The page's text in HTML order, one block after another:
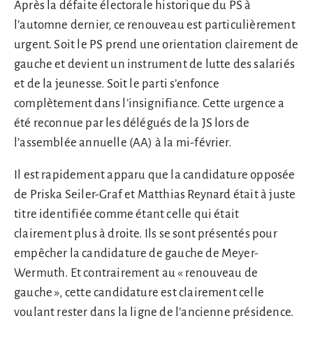
Après la défaite électorale historique du PS à
l’automne dernier, ce renouveau est particulièrement
urgent. Soit le PS prend une orientation clairement de
gauche et devient un instrument de lutte des salariés
et de la jeunesse. Soit le parti s’enfonce
complètement dans l’insignifiance. Cette urgence a
été reconnue par les délégués de la JS lors de
l’assemblée annuelle (AA) à la mi-février.
Il est rapidement apparu que la candidature opposée
de Priska Seiler-Graf et Matthias Reynard était à juste
titre identifiée comme étant celle qui était
clairement plus à droite. Ils se sont présentés pour
empêcher la candidature de gauche de Meyer-
Wermuth. Et contrairement au « renouveau de
gauche », cette candidature est clairement celle
voulant rester dans la ligne de l’ancienne présidence.